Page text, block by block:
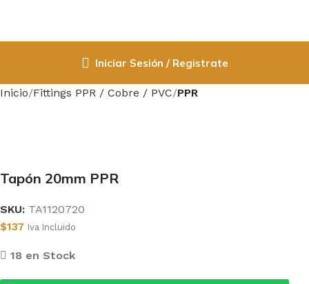
Iniciar Sesión / Registrate
Inicio Fittings PPR / Cobre / PVC PPR
Tapón 20mm PPR
SKU: TA1120720
$137 Iva Incluido
18 en Stock